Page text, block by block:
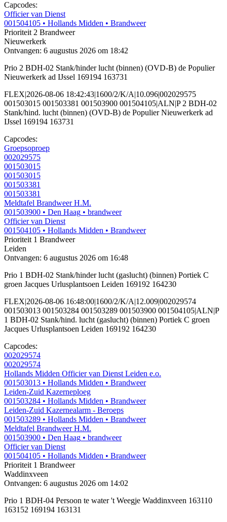
Capcodes:
Officier van Dienst
001504105 • Hollands Midden • Brandweer
Prioriteit 2 Brandweer
Nieuwerkerk
Ontvangen: 6 augustus 2026 om 18:42
Prio 2 BDH-02 Stank/hinder lucht (binnen) (OVD-B) de Populier
Nieuwerkerk ad IJssel 169194 163731
FLEX|2026-08-06 18:42:43|1600/2/K/A|10.096|002029575
001503015 001503381 001503900 001504105|ALN|P 2 BDH-02
Stank/hind. lucht (binnen) (OVD-B) de Populier Nieuwerkerk ad
IJssel 169194 163731
Capcodes:
Groepsoproep
002029575
001503015
001503015
001503381
001503381
Meldtafel Brandweer H.M.
001503900 • Den Haag • brandweer
Officier van Dienst
001504105 • Hollands Midden • Brandweer
Prioriteit 1 Brandweer
Leiden
Ontvangen: 6 augustus 2026 om 16:48
Prio 1 BDH-02 Stank/hinder lucht (gaslucht) (binnen) Portiek C
groen Jacques Urlusplantsoen Leiden 169192 164230
FLEX|2026-08-06 16:48:00|1600/2/K/A|12.009|002029574
001503013 001503284 001503289 001503900 001504105|ALN|P
1 BDH-02 Stank/hind. lucht (gaslucht) (binnen) Portiek C groen
Jacques Urlusplantsoen Leiden 169192 164230
Capcodes:
002029574
002029574
Hollands Midden Officier van Dienst Leiden e.o.
001503013 • Hollands Midden • Brandweer
Leiden-Zuid Kazerneploeg
001503284 • Hollands Midden • Brandweer
Leiden-Zuid Kazernealarm - Beroeps
001503289 • Hollands Midden • Brandweer
Meldtafel Brandweer H.M.
001503900 • Den Haag • brandweer
Officier van Dienst
001504105 • Hollands Midden • Brandweer
Prioriteit 1 Brandweer
Waddinxveen
Ontvangen: 6 augustus 2026 om 14:02
Prio 1 BDH-04 Persoon te water 't Weegje Waddinxveen 163110
163152 169194 163131